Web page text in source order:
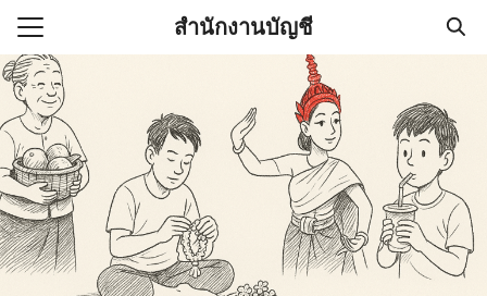
Skip
content
สำนักงานบัญชี
(ไม่มีชื่อ)
านบัญชี (Accounting
ช่วยสำคัญในการบริหาร
Search
for: